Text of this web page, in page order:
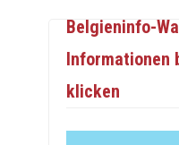
Belgieninfo-
Informationen
klicken